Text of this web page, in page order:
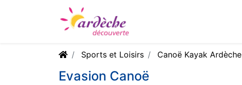
Sports et Loisirs Canoë Kayak Ardèche
Evasion Canoë